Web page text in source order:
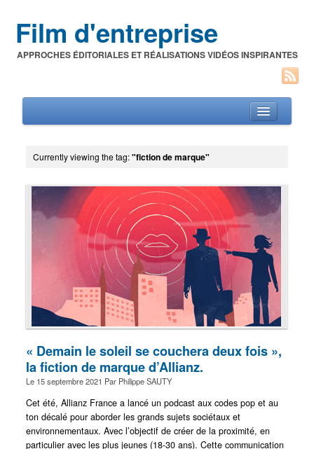
Film d'entreprise
APPROCHES ÉDITORIALES ET RÉALISATIONS VIDÉOS INSPIRANTES
A propos de l’auteur
Festivals du film corporate
Currently viewing the tag:"fiction de marque"
« Demain le soleil se couchera deux fois »,
la fiction de marque d’Allianz.
Le 15 septembre 2021 Par Philippe SAUTY
Cet été, Allianz France a lancé un podcast aux codes pop et au
ton décalé pour aborder les grands sujets sociétaux et
environnementaux. Avec l’objectif de créer de la proximité, en
particulier avec les plus jeunes (18-30 ans). Cette communication